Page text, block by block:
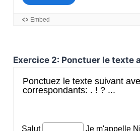
Exercice 2: Ponctuer le texte